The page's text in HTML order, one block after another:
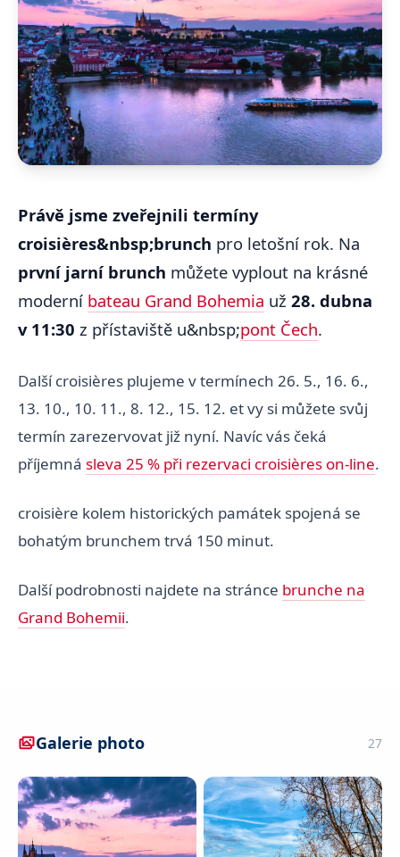
Právě jsme zveřejnili termíny
croisières&nbsp;brunch pro letošní rok. Na
první jarní brunch můžete vyplout na krásné
moderní bateau Grand Bohemia už 28. dubna
v 11:30 z přístaviště u&nbsp;pont Čech.
Další croisières plujeme v termínech 26. 5., 16. 6.,
13. 10., 10. 11., 8. 12., 15. 12. et vy si můžete svůj
termín zarezervovat již nyní. Navíc vás čeká
příjemná sleva 25 % při rezervaci croisières on-line.
croisière kolem historických památek spojená se
bohatým brunchem trvá 150 minut.
Další podrobnosti najdete na stránce brunche na
Grand Bohemii.
Galerie photo 27